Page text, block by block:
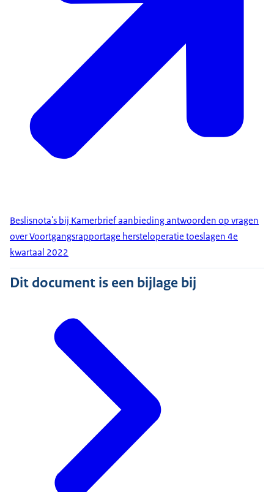
Beslisnota's bij Kamerbrief aanbieding antwoorden op vragen
over Voortgangsrapportage hersteloperatie toeslagen 4e
kwartaal 2022
Dit document is een bijlage bij